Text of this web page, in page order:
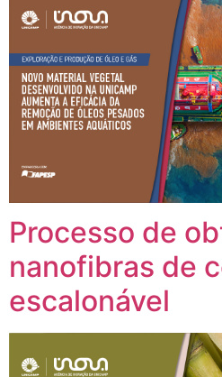
Processo de
nanofibras de
escalonável